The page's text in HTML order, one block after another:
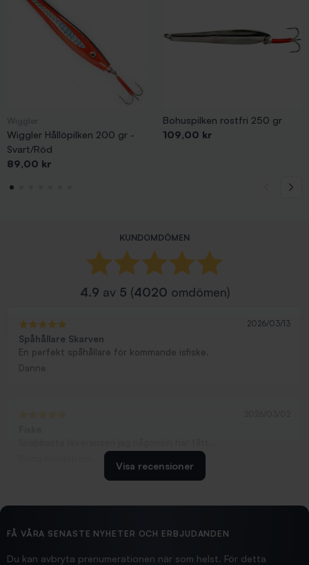
Wiggler Hållöpilken 200 gr -
Svart/Röd
Pris
89,00 kr
Bohuspilken rostfri 250 gr
Pris
109,00 kr
KUNDOMDÖMEN
4.9 av 5 (4020 omdömen)
2026/03/13
Spåhållare Skarven
En perfekt spåhållare för kommande isfiske.
Danne
2026/02/19
Hittade exakt vad jag behövde. Snabb och bra...
Visa recensioner
FÅ VÅRA SENASTE NYHETER OCH ERBJUDANDEN
Du kan avbryta prenumerationen när som helst. För detta